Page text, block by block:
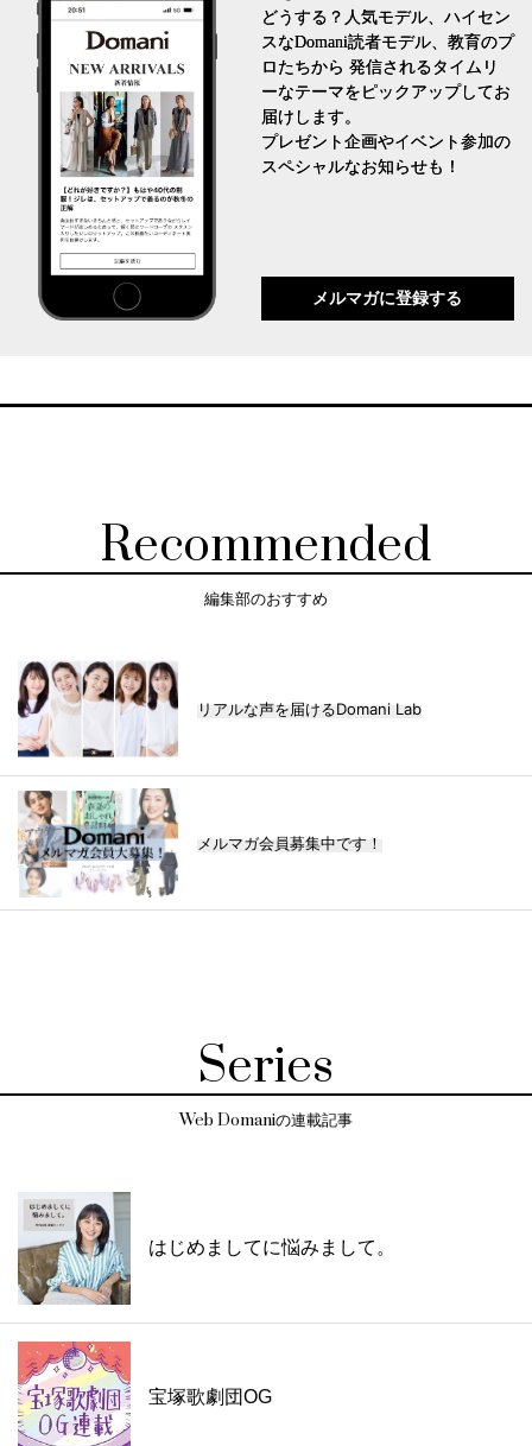
どうする？人気モデル、ハイセン
スなDomani読者モデル、教育のプ
ロたちから 発信されるタイムリ
ーなテーマをピックアップしてお
届けします。
プレゼント企画やイベント参加の
スペシャルなお知らせも！
メルマガに登録する
Recommended
編集部のおすすめ
リアルな声を届けるDomani Lab
メルマガ会員募集中です！
Series
Web Domaniの連載記事
はじめましてに悩みまして。
宝塚歌劇団OG